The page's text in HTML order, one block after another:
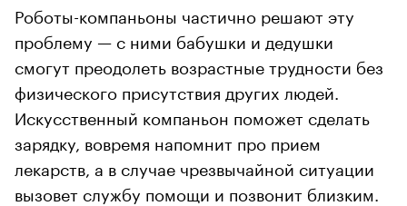
Роботы-компаньоны частично решают эту
проблему — с ними бабушки и дедушки
смогут преодолеть возрастные трудности без
физического присутствия других людей.
Искусственный компаньон поможет сделать
зарядку, вовремя напомнит про прием
лекарств, а в случае чрезвычайной ситуации
вызовет службу помощи и позвонит близким.